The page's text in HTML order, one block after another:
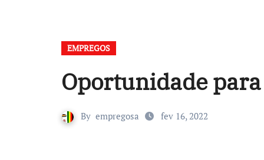
EMPREGOS
Oportunidade
By empregosa fev 16, 2022